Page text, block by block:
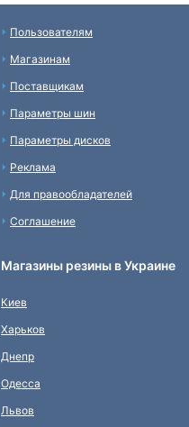
Пользователям
Магазинам
Поставщикам
Параметры шин
Параметры дисков
Реклама
Для правообладателей
Соглашение
Магазины резины в Украине
Киев
Харьков
Днепр
Одесса
Львов